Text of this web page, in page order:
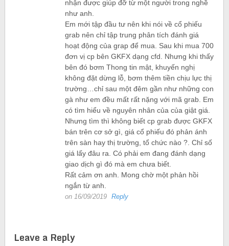
nhận được giúp đỡ từ một người trong nghề
như anh.
Em mới tập đầu tư nên khi nói về cổ phiếu
grab nên chỉ tập trung phân tích đánh giá
hoạt động của grap để mua. Sau khi mua 700
đơn vị cp bên GKFX dạng cfd. Nhưng khi thấy
bên đó bơm Thong tin mật, khuyến nghị
không đặt dừng lỗ, bơm thêm tiền chịu lực thị
trường…chỉ sau một đêm gần như những con
gà như em đều mất rất nặng với mã grab. Em
có tìm hiểu về nguyên nhân của của giật giá.
Nhưng tìm thì không biết cp grab được GKFX
bán trên cơ sở gì, giá cổ phiếu đó phản ánh
trên sàn hay thị trường, tổ chức nào ?. Chỉ số
giá lấy đâu ra. Có phải em đang đánh dạng
giao dịch gì đó mà em chưa biết.
Rất cảm ơn anh. Mong chờ một phản hồi
ngắn từ anh.
on 16/09/2019 Reply
Leave a Reply